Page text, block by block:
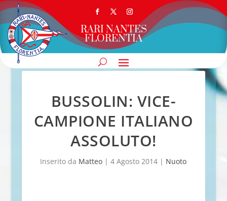
RARI NANTES
FLORENTIA
BUSSOLIN: VICE-
CAMPIONE ITALIANO
ASSOLUTO!
Inserito da Matteo |4 Agosto 2014 | Nuoto